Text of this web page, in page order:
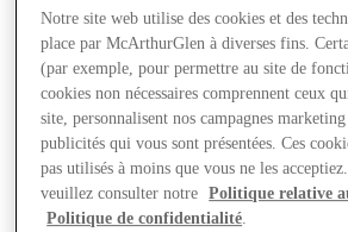
Magasins
Offres
Planifiez votre visite
Quoi de neuf
Mangez et buvez
Cartes cadeaux
Services
Notre site web utilise des cookies et des
place par McArthurGlen à diverses fins.
(par exemple, pour permettre au site de
cookies non nécessaires comprennent ceux
site, personnalisent nos campagnes
publicités qui vous sont présentées. Ces
pas utilisés à moins que vous ne les
veuillez consulter notre
Politique relative
Politique de confidentialité